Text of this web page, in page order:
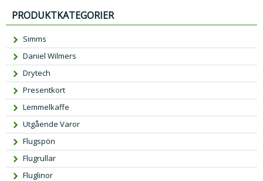
PRODUKTKATEGORIER
Simms
Daniel Wilmers
Drytech
Presentkort
Lemmelkaffe
Utgående Varor
Flugspön
Flugrullar
Fluglinor